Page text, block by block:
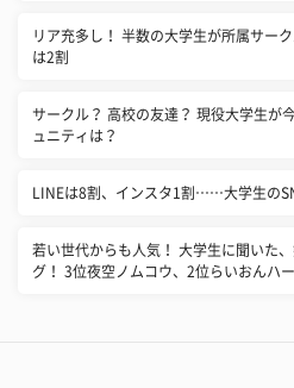
リア充多し！ 半数の大学生が所属サー
は2割
サークル？ 高校の友達？ 現役大学生が
ュニティは？
LINEは8割、インスタ1割……大学生の
若い世代からも人気！ 大学生に聞いた
グ！ 3位夜空ノムコウ、2位らいおんハ